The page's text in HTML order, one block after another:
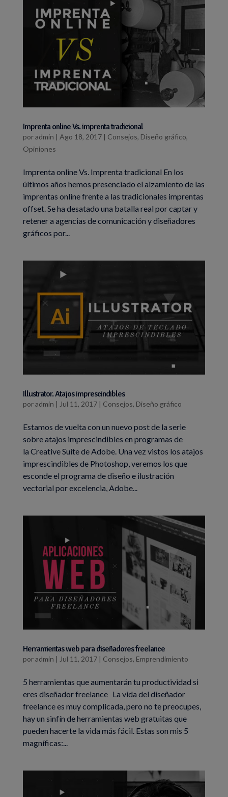
Imprenta online Vs. imprenta tradicional
poradmin | Ago 18, 2017| Consejos, Diseño gráfico,
Opiniones
Imprenta online Vs. Imprenta tradicional En los
últimos años hemos presenciado el alzamiento de las
imprentas online frente a las tradicionales imprentas
offset. Se ha desatado una batalla real por captar y
retener a agencias de comunicación y diseñadores
gráficos por...
Illustrator. Atajos imprescindibles
poradmin | Jul 11, 2017| Consejos, Diseño gráfico
Estamos de vuelta con un nuevo post de la serie
sobre atajos imprescindibles en programas de
la Creative Suite de Adobe. Una vez vistos los atajos
imprescindibles de Photoshop, veremos los que
esconde el programa de diseño e ilustración
vectorial por excelencia, Adobe...
Herramientas web para diseñadores freelance
poradmin | Jul 11, 2017| Consejos, Emprendimiento
5 herramientas que aumentarán tu productividad si
eres diseñador freelance La vida del diseñador
freelance es muy complicada, pero no te preocupes,
hay un sinfín de herramientas web gratuitas que
pueden hacerte la vida más fácil. Estas son mis 5
magníficas:...